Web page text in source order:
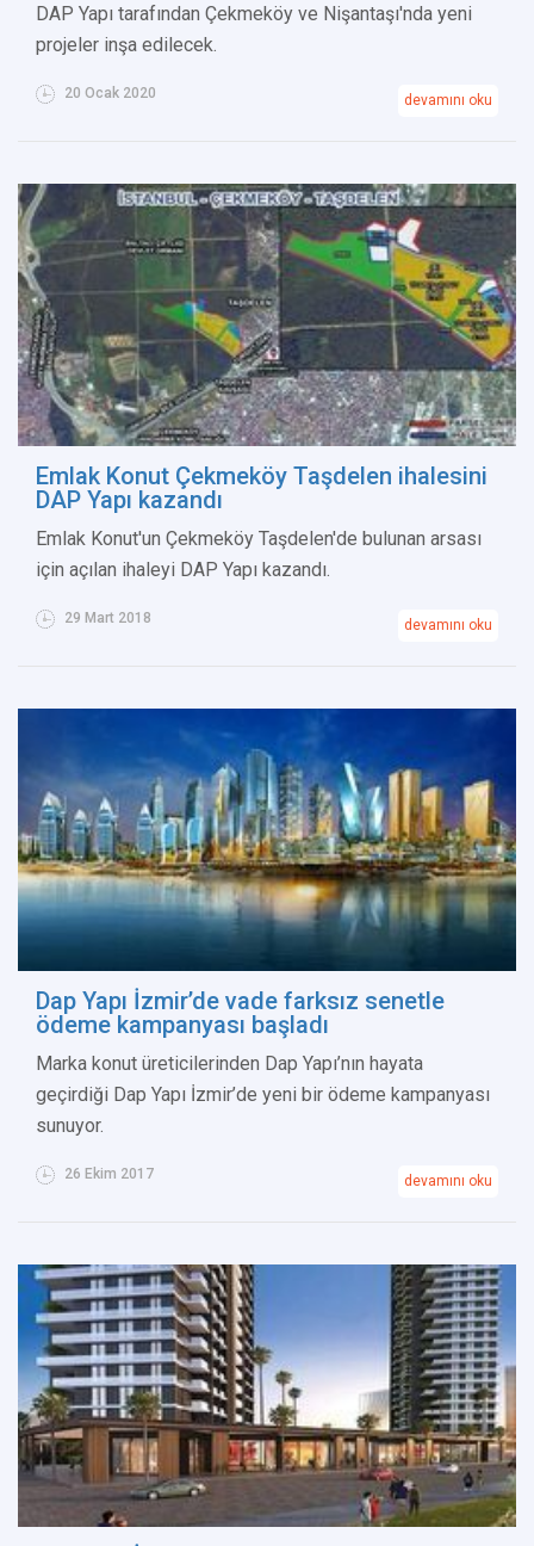
DAP Yapı tarafından Çekmeköy ve Nişantaşı'nda yeni
projeler inşa edilecek.
20 Ocak 2020 devamını oku
Emlak Konut Çekmeköy Taşdelen ihalesini
DAP Yapı kazandı
Emlak Konut'un Çekmeköy Taşdelen'de bulunan arsası
için açılan ihaleyi DAP Yapı kazandı.
29 Mart 2018 devamını oku
Dap Yapı İzmir’de vade farksız senetle
ödeme kampanyası başladı
Marka konut üreticilerinden Dap Yapı’nın hayata
geçirdiği Dap Yapı İzmir’de yeni bir ödeme kampanyası
sunuyor.
26 Ekim 2017 devamını oku